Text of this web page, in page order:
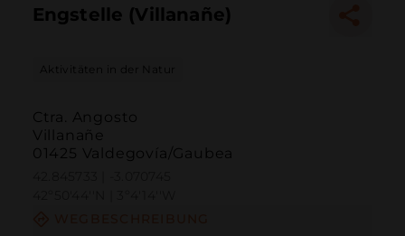
Engstelle (Villanañe)
Aktivitäten in der Natur
Ctra. Angosto
Villanañe
01425 Valdegovía/Gaubea